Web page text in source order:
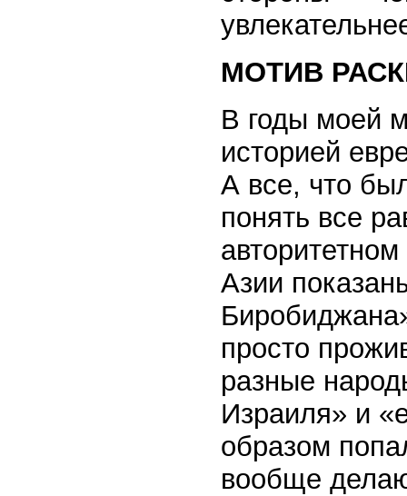
МОТИВ
В годы моей
историей
А все, что
понять все
Азии
просто
разные
Израиля» и
образом
вообще